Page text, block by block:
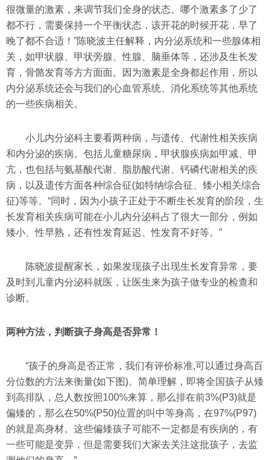
很微量的激素，来调节我们全身的状态。哪个激素多了少了
都不行，需要保持一个平衡状态，该开花的时候开花，早了
晚了都不合适！”陈晓波主任解释，内分泌系统和一些腺体相
关，如甲状腺、甲状旁腺、性腺、脑垂体等，还涉及生长发
育，骨骼发育等方方面面。因为激素是全身都起作用，所以
内分泌系统还会与我们的心血管系统、消化系统等其他系统
的一些疾病相关。
小儿内分泌科主要看两种病，与遗传、代谢性相关疾病
和内分泌的疾病。包括儿童糖尿病，甲状腺疾病如甲减、甲
亢，也包括与氨基酸代谢、脂肪酸代谢、钙磷代谢相关的疾
病，以及遗传方面各种综合征(如特纳综合征、矮小相关综合
征)等等。“同时，因为小孩子正处于不断生长发育的阶段，生
长发育相关疾病可能在小儿内分泌科占了很大一部分，例如
矮小、性早熟，还有性发育延迟、性发育不好等。”
陈晓波提醒家长，如果发现孩子出现生长发育异常，要
及时到儿童内分泌科就医，让医生来为孩子做专业的检查和
诊断。
两种方法，判断孩子身高是否异常！
“孩子的身高是否正常，我们有评价标准,可以通过身高百
分位数的方法来衡量(如下图)。简单理解，即将全国孩子从矮
到高排队，总人数按照100%来算，那么排在前3%(P3)就是
偏矮的，那么在50%(P50)位置的叫中等身高，在97%(P97)
的就是高身材。这些偏矮孩子可能不一定都是有疾病的，有
一些可能是变异，但是需要我们大家去关注这批孩子，去监